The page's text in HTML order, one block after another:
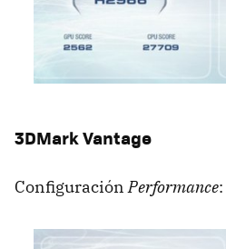
3DMark Vantage
ConfiguraciónPerformance: